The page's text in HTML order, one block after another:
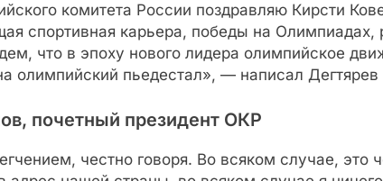
комитета России поздравляю Кирсти
спортивная карьера, победы на
что в эпоху нового лидера олимпийское
олимпийский пьедестал», — написал
почетный президент ОКР
честно говоря. Во всяком случае,